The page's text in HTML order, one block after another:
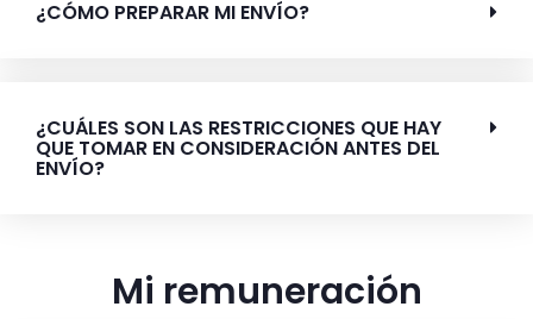
¿CÓMO PREPARAR MI ENVÍO?
¿CUÁLES SON LAS RESTRICCIONES QUE HAY
QUE TOMAR EN CONSIDERACIÓN ANTES DEL
ENVÍO?
Mi remuneración